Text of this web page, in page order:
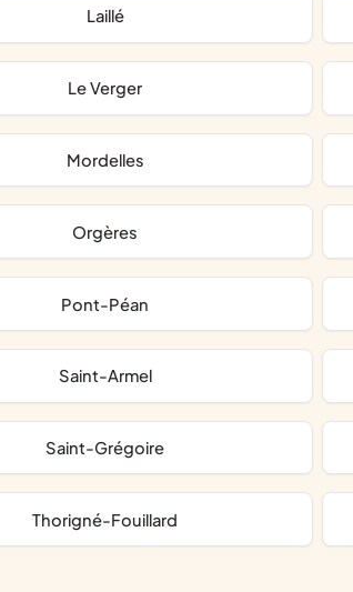
Laillé
Le Verger
Mordelles
Orgères
Pont-Péan
Saint-Armel
Saint-Grégoire
Thorigné-Fouillard